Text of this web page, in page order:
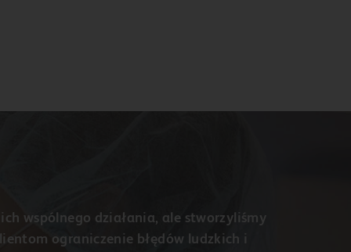
wspólnego działania, ale stworzyliśmy
ograniczenie błędów ludzkich i